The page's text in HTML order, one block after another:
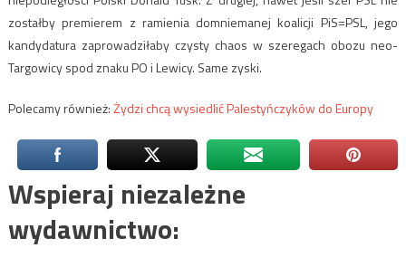
zostałby premierem z ramienia domniemanej koalicji PiS=PSL, jego
kandydatura zaprowadziłaby czysty chaos w szeregach obozu neo-
Targowicy spod znaku PO i Lewicy. Same zyski.
Polecamy również:Żydzi chcą wysiedlić Palestyńczyków do Europy
Wspieraj niezależne
wydawnictwo: